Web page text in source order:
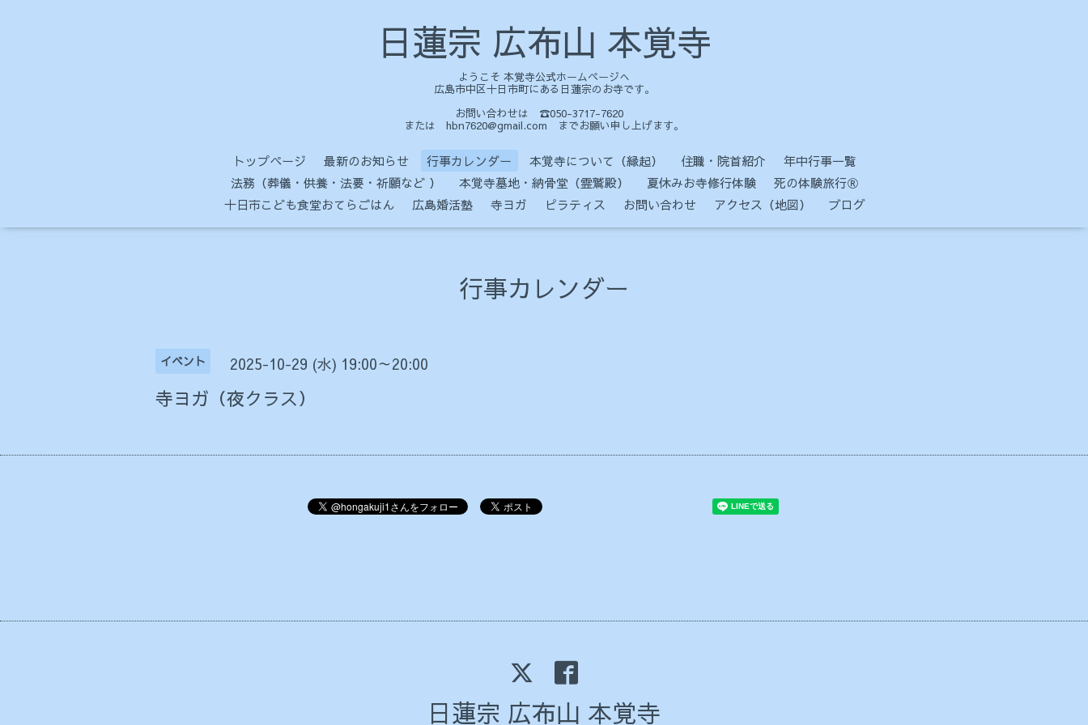
日蓮宗 広布山 本覚寺
ようこそ 本覚寺公式ホームページへ
広島市中区十日市町にある日蓮宗のお寺です。
お問い合わせは ☎050-3717-7620
または hbn7620@gmail.com までお願い申し上げます。
トップページ 最新のお知らせ 行事カレンダー 本覚寺について（縁起） 住職・院首紹介
年中行事一覧
法務（葬儀・供養・法要・祈願など ）
本覚寺墓地・納骨堂（霊鷲殿） 夏休みお寺修行体験
死の体験旅行Ⓡ
十日市こども食堂おてらごはん
広島婚活塾 寺ヨガ ピラティス お問い合わせ アクセス（地図） ブログ
行事カレンダー
イベント 2025-10-29 (水) 19:00～20:00
寺ヨガ（夜クラス）
日蓮宗 広布山 本覚寺